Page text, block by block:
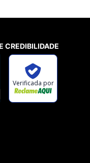
CREDIBILIDADE